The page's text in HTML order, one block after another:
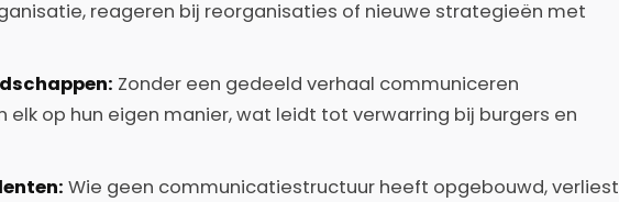
reageren bij reorganisaties of nieuwe strategieën met
Zonder een gedeeld verhaal communiceren
elk op hun eigen manier, wat leidt tot verwarring bij burgers en
Wie geen communicatiestructuur heeft opgebouwd, verliest